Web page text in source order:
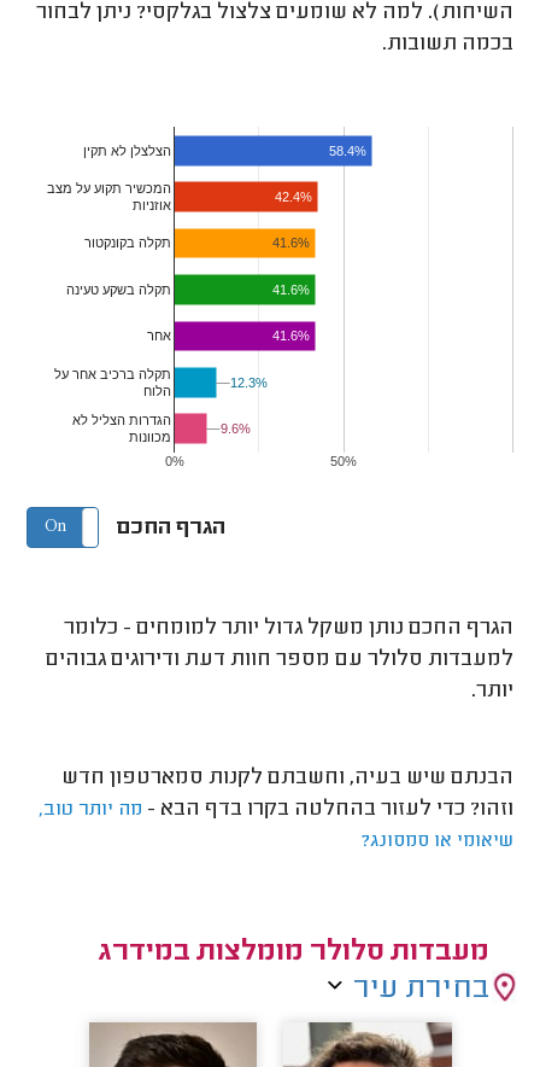
השיחות). למה לא שומעים צלצול בגלקסי? ניתן לבחור
בכמה תשובות.
0% 50%
הצלצלן לא תקין
המכשיר תקוע על מצב
אוזניות
תקלה בקונקטור
תקלה בשקע טעינה
אחר
תקלה ברכיב אחר על
הלוח
הגדרות הצליל לא
מכוונות
58.4%
42.4%
41.6%
41.6%
41.6%
12.3%
12.3%
9.6%
9.6%
הגרף החכם On Off
הגרף החכם נותן משקל גדול יותר למומחים - כלומר
למעבדות סלולר עם מספר חוות דעת ודירוגים גבוהים
יותר.
הבנתם שיש בעיה, וחשבתם לקנות סמארטפון חדש
וזהו? כדי לעזור בהחלטה בקרו בדף הבא - מה יותר טוב,
שיאומי או סמסונג?
מעבדות סלולר מומלצות במידרג
בחירת עיר